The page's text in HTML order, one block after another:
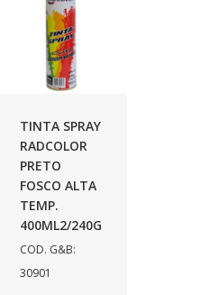
TINTA SPRAY
RADCOLOR
PRETO
FOSCO ALTA
TEMP.
400ML2/240G
COD. G&B:
30901